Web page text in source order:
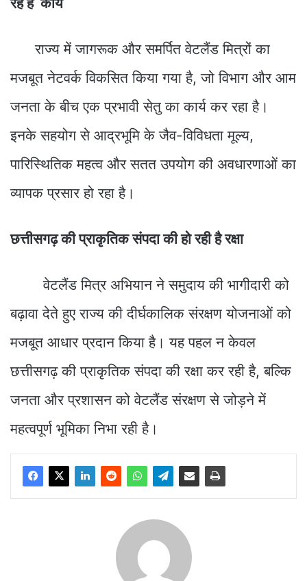
राज्य में जागरूक और समर्पित वेटलैंड मित्रों का
मजबूत नेटवर्क विकसित किया गया है, जो विभाग और आम
जनता के बीच एक प्रभावी सेतु का कार्य कर रहा है।
इनके सहयोग से आद्रभूमि के जैव-विविधता मूल्य,
पारिस्थितिक महत्व और सतत उपयोग की अवधारणाओं का
व्यापक प्रसार हो रहा है।
छत्तीसगढ़ की प्राकृतिक संपदा की हो रही है रक्षा
वेटलैंड मित्र अभियान ने समुदाय की भागीदारी को
बढ़ावा देते हुए राज्य की दीर्घकालिक संरक्षण योजनाओं को
मजबूत आधार प्रदान किया है। यह पहल न केवल
छत्तीसगढ़ की प्राकृतिक संपदा की रक्षा कर रही है, बल्कि
जनता और प्रशासन को वेटलैंड संरक्षण से जोड़ने में
महत्वपूर्ण भूमिका निभा रही है।